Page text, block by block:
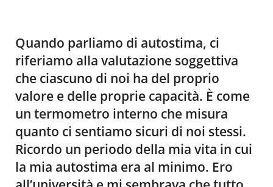
Quando parliamo di autostima, ci
riferiamo alla valutazione soggettiva
che ciascuno di noi ha del proprio
valore e delle proprie capacità. È come
un termometro interno che misura
quanto ci sentiamo sicuri di noi stessi.
Ricordo un periodo della mia vita in cui
la mia autostima era al minimo. Ero